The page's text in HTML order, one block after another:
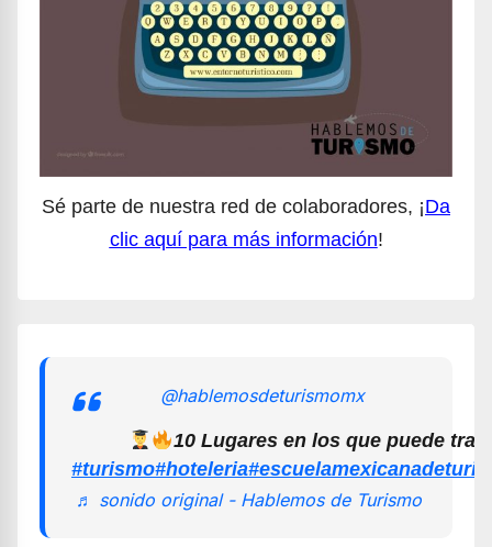
Sé parte de nuestra red de colaboradores, ¡Da
clic aquí para más información!
@hablemosdeturismomx
10 Lugares en los que puede
#turismo#hoteleria
♬ sonido original - Hablemos de Turismo